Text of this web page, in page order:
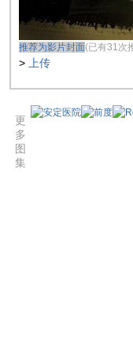
推荐为影片封面(已有31次
> 上传
更
多
图
集